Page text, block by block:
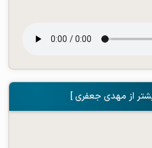
از مهدی جعفری ]